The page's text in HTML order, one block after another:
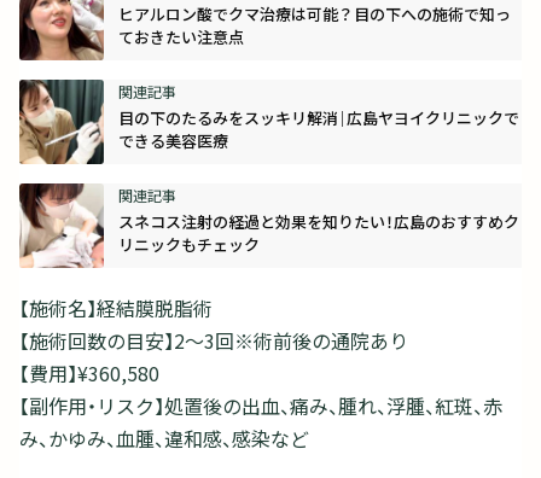
ヒアルロン酸でクマ治療は可能？目の下への施術で知っ
ておきたい注意点
目の下のたるみをスッキリ解消｜広島ヤヨイクリニックで
できる美容医療
スネコス注射の経過と効果を知りたい！広島のおすすめク
リニックもチェック
【施術名】経結膜脱脂術
【施術回数の目安】2～3回※術前後の通院あり
【費用】¥360,580
【副作用・リスク】処置後の出血、痛み、腫れ、浮腫、紅斑、赤
み、かゆみ、血腫、違和感、感染など